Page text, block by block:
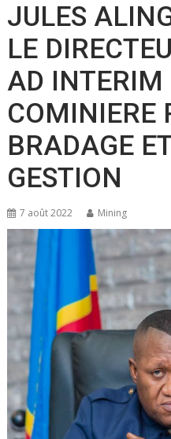
JULES
LE
AD INTERIM
COMINIERE
BRADAGE
GESTION
7 août 2022 Mining